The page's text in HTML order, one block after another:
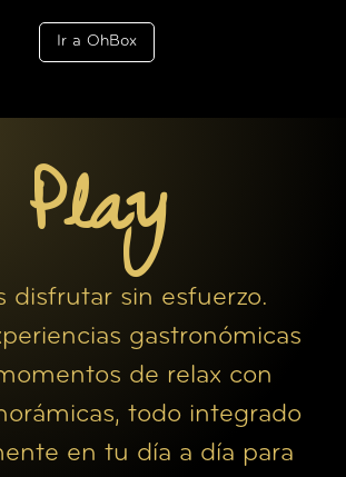
Ir a OhBox
Play
disfrutar sin esfuerzo.
gastronómicas
de relax con
todo integrado
en tu día a día para